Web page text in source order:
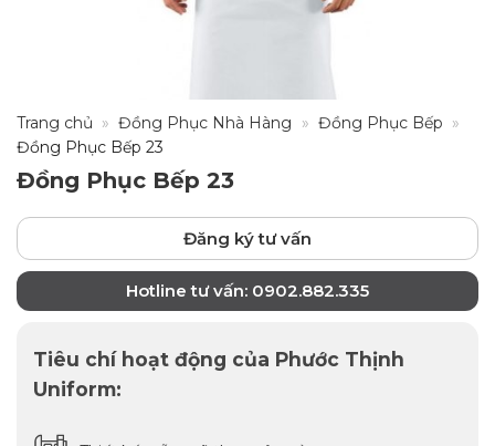
Trang chủ » Đồng Phục Nhà Hàng » Đồng Phục Bếp »
Đồng Phục Bếp 23
Đồng Phục Bếp 23
Đăng ký tư vấn
Hotline tư vấn: 0902.882.335
Tiêu chí hoạt động của Phước Thịnh
Uniform: